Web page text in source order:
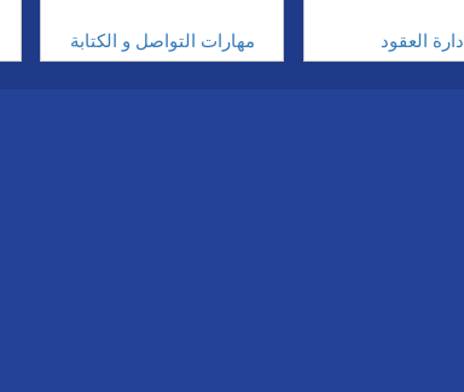
مهارات التواصل و الكتابة إدارة العقود